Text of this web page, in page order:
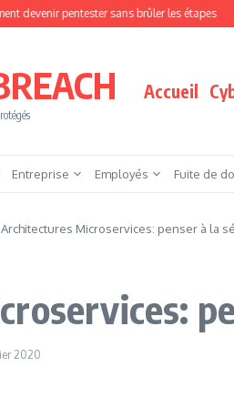
pentester sans brûler les étapes Accès
Accueil
Entreprise Employés Fuite de
Architectures Microservices: penser à la
2020